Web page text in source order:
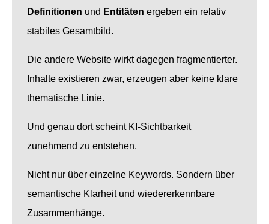
Definitionen und Entitäten ergeben ein relativ
stabiles Gesamtbild.
Die andere Website wirkt dagegen fragmentierter.
Inhalte existieren zwar, erzeugen aber keine klare
thematische Linie.
Und genau dort scheint KI-Sichtbarkeit
zunehmend zu entstehen.
Nicht nur über einzelne Keywords. Sondern über
semantische Klarheit und wiedererkennbare
Zusammenhänge.